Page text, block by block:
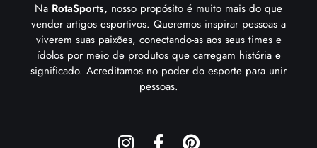
Na RotaSports, nosso propósito é muito mais do que
vender artigos esportivos. Queremos inspirar pessoas a
viverem suas paixões, conectando-as aos seus times e
ídolos por meio de produtos que carregam história e
significado. Acreditamos no poder do esporte para unir
pessoas.